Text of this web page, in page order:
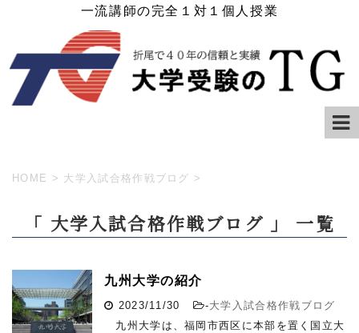
一流講師の完全１対１個人授業
HOME > 大学入試合格作戦ブログ >
「 大学入試合格作戦ブログ 」 一覧
九州大学の紹介
2023/11/30 -大学入試合格作戦ブログ
九州大学は、福岡市西区に本部を置く国立大